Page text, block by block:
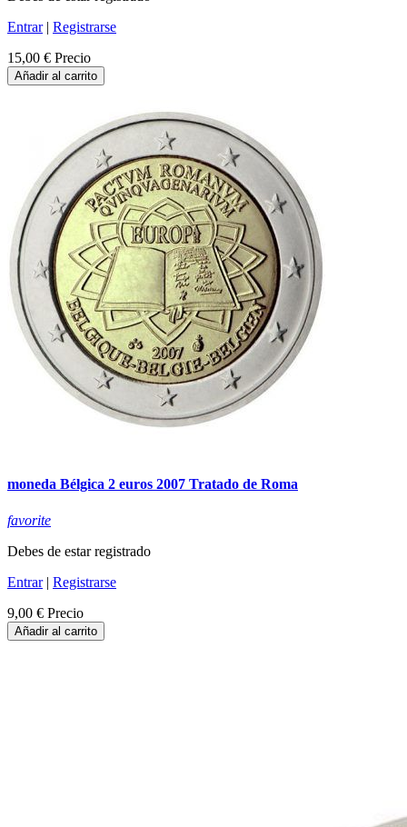
Entrar| Registrarse
15,00 € Precio
Añadir al carrito
moneda Bélgica 2 euros 2007 Tratado de Roma
favorite
Debes de estar registrado
Entrar| Registrarse
9,00 € Precio
Añadir al carrito